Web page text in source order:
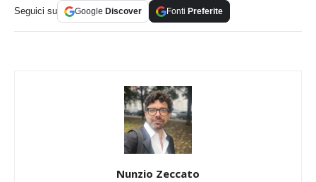
Seguici su Google Discover Fonti Preferite
Nunzio Zeccato